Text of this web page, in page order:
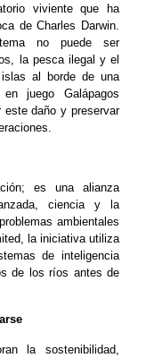
viviente que ha
de Charles Darwin.
no puede ser
la pesca ilegal y el
al borde de una
juego Galápagos
este daño y preservar
es una alianza
ciencia y la
ambientales
la iniciativa utiliza
de inteligencia
de los ríos antes de
la sostenibilidad,